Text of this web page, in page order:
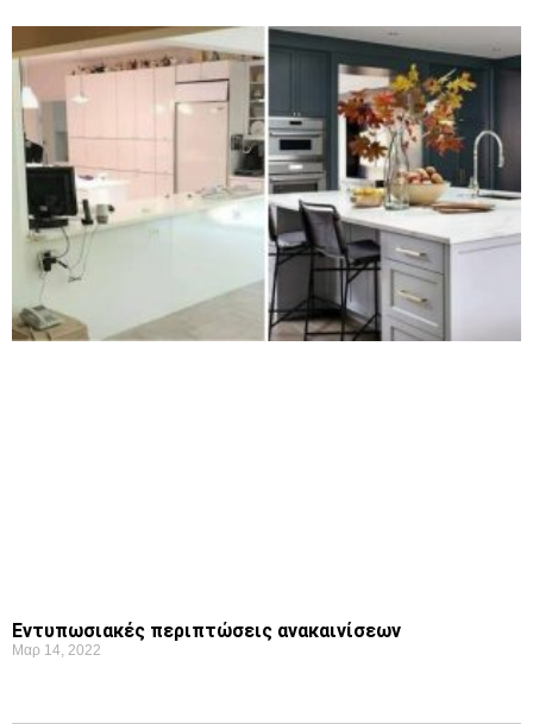
Εντυπωσιακές περιπτώσεις ανακαινίσεων
Μαρ 14, 2022